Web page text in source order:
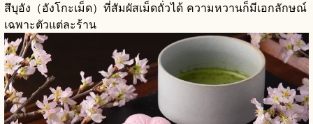
สึบุอัง（อังโกะเม็ด）ที่สัมผัสเม็ดถั่วได้ ความหวานก็มีเอกลักษณ์
เฉพาะตัวแต่ละร้าน